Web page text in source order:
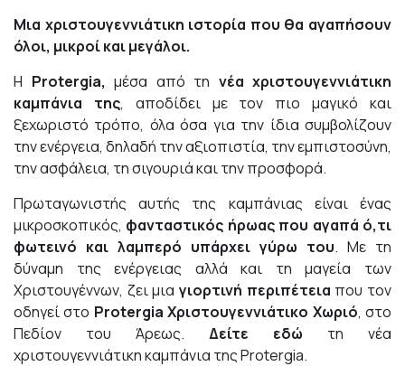
Μια χριστουγεννιάτικη ιστορία που θα αγαπήσουν
όλοι, μικροί και μεγάλοι.
Η Protergia, μέσα από τη νέα χριστουγεννιάτικη
καμπάνια της, αποδίδει με τον πιο μαγικό και
ξεχωριστό τρόπο, όλα όσα για την ίδια συμβολίζουν
την ενέργεια, δηλαδή την αξιοπιστία, την εμπιστοσύνη,
την ασφάλεια, τη σιγουριά και την προσφορά.
Πρωταγωνιστής αυτής της καμπάνιας είναι ένας
μικροσκοπικός, φανταστικός ήρωας που αγαπά ό,τι
φωτεινό και λαμπερό υπάρχει γύρω του. Με τη
δύναμη της ενέργειας αλλά και τη μαγεία των
Χριστουγέννων, ζει μια γιορτινή περιπέτεια που τον
οδηγεί στο Protergia Χριστουγεννιάτικο Χωριό, στο
Πεδίον του Άρεως. Δείτε εδώ τη νέα
χριστουγεννιάτικη καμπάνια της Protergia.